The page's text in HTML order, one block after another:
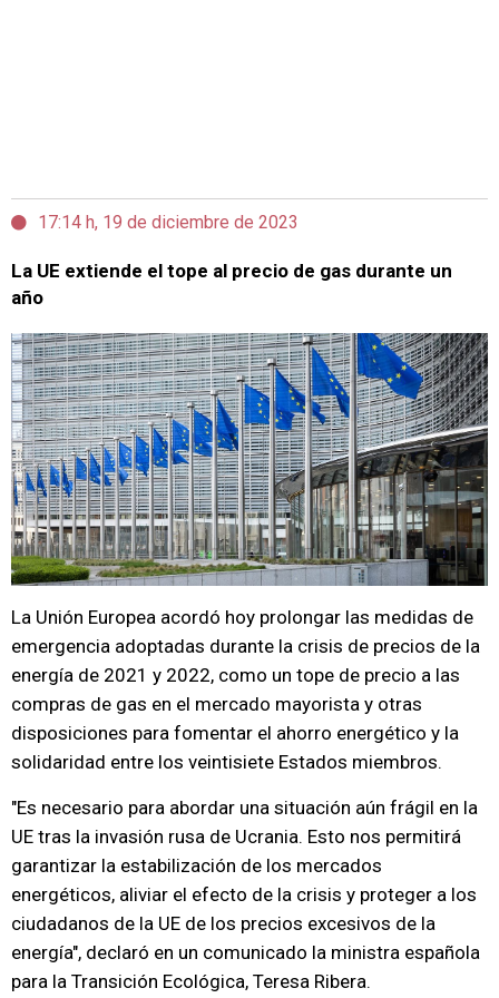
17:14 h, 19 de diciembre de 2023
La UE extiende el tope al precio de gas durante un
año
La Unión Europea acordó hoy prolongar las medidas de
emergencia adoptadas durante la crisis de precios de la
energía de 2021 y 2022, como un tope de precio a las
compras de gas en el mercado mayorista y otras
disposiciones para fomentar el ahorro energético y la
solidaridad entre los veintisiete Estados miembros.
"Es necesario para abordar una situación aún frágil en la
UE tras la invasión rusa de Ucrania. Esto nos permitirá
garantizar la estabilización de los mercados
energéticos, aliviar el efecto de la crisis y proteger a los
ciudadanos de la UE de los precios excesivos de la
energía", declaró en un comunicado la ministra española
para la Transición Ecológica, Teresa Ribera.